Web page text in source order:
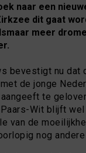
naar een
dit gaat
meer
bevestigt nu dat
de jonge
te
Wit blijft
van de
nog andere